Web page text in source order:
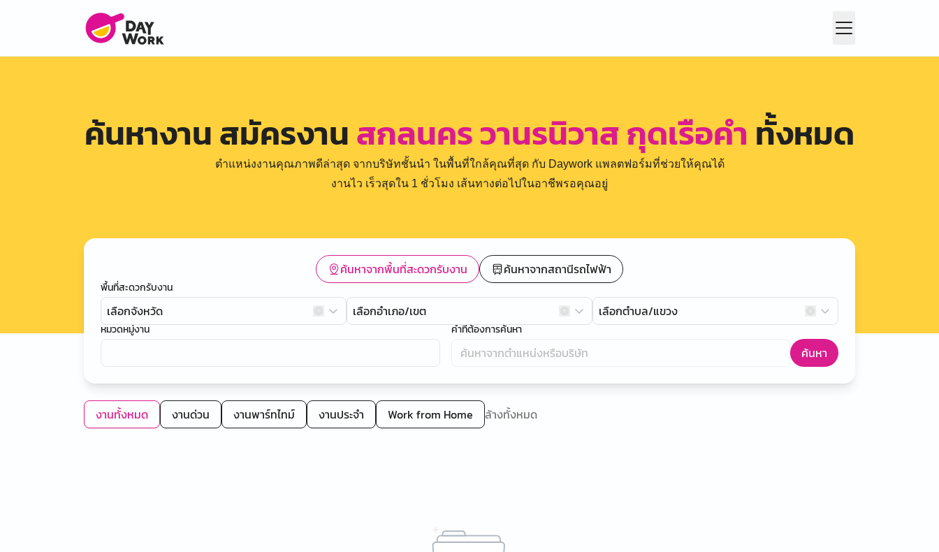
ค้นหางาน สมัครงานสกลนคร วานรนิวาส กุดเรือคำ ทั้งหมด
ตำแหน่งงานคุณภาพดีล่าสุด จากบริษัทชั้นนำ ในพื้นที่ใกล้คุณที่สุด กับ Daywork แพลตฟอร์มที่ช่วยให้คุณได้
งานไว เร็วสุดใน 1 ชั่วโมง เส้นทางต่อไปในอาชีพรอคุณอยู่
ค้นหาจากพื้นที่สะดวกรับงาน ค้นหาจากสถานีรถไฟฟ้า
พื้นที่สะดวกรับงาน
เลือกจังหวัด เลือกอำเภอ/เขต เลือกตำบล/แขวง
หมวดหมู่งาน คำที่ต้องการค้นหา
ค้นหา
งานทั้งหมด งานด่วน งานพาร์ทไทม์ งานประจำ Work from Home ล้างทั้งหมด